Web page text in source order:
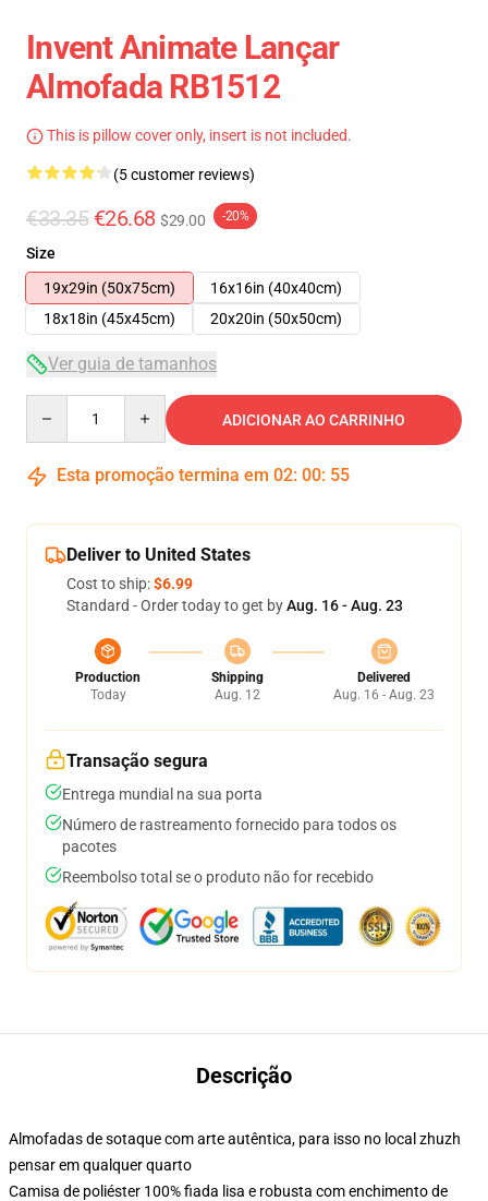
Invent Animate Lançar
Almofada RB1512
This is pillow cover only, insert is not included.
(5 customer reviews)
€33.35 €26.68 $29.00 -20%
Size
19x29in (50x75cm)
16x16in (40x40cm)
18x18in (45x45cm)
20x20in (50x50cm)
Ver guia de tamanhos
ADICIONAR AO CARRINHO
Esta promoção termina em 02: 00: 54
Deliver to United States
Cost to ship:$6.99
Standard - Order today to get byAug. 16 - Aug. 23
Production
Today
Shipping
Aug. 12
Delivered
Aug. 16 - Aug. 23
Transação segura
Entrega mundial na sua porta
Número de rastreamento fornecido para todos os
pacotes
Reembolso total se o produto não for recebido
Descrição
Almofadas de sotaque com arte autêntica, para isso no local zhuzh
pensar em qualquer quarto
Camisa de poliéster 100% fiada lisa e robusta com enchimento de